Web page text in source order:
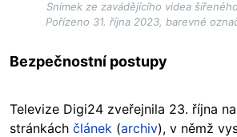
Snímek ze zavádějícího videa
Pořízeno 31. října 2023, barevné
Bezpečnostní postupy
Televize Digi24 zveřejnila 23. října
stránkách článek (archiv), v němž